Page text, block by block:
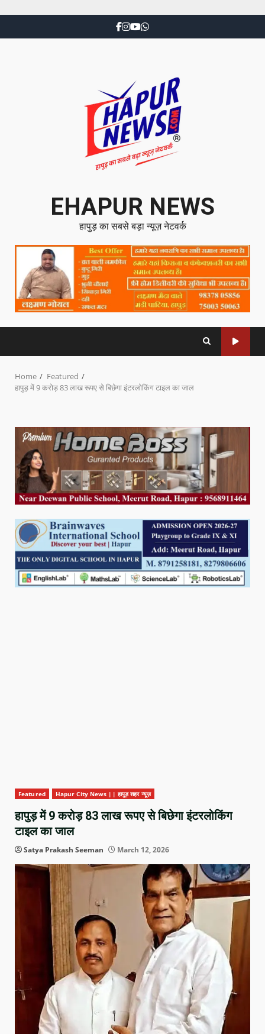
EHAPUR NEWS
हापुड़ का सबसे बड़ा न्यूज़ नेटवर्क
Home
Featured
हापुड़ में 9 करोड़ 83 लाख रूपए से बिछेगा इंटरलोकिंग टाइल का जाल
Featured Hapur City News || हापुड़ शहर न्यूज़
हापुड़ में 9 करोड़ 83 लाख रूपए से बिछेगा इंटरलोकिंग
टाइल का जाल
Satya Prakash Seeman March 12, 2026